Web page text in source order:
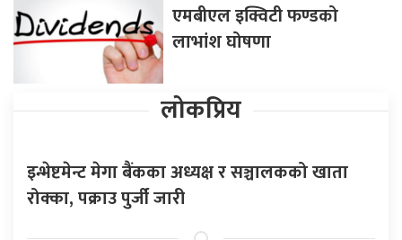
एमबीएल इक्विटी फण्डको
लाभांश घोषणा
लोकप्रिय
इन्भेष्टमेन्ट मेगा बैंकका अध्यक्ष र सञ्चालकको खाता
रोक्का, पक्राउ पुर्जी जारी